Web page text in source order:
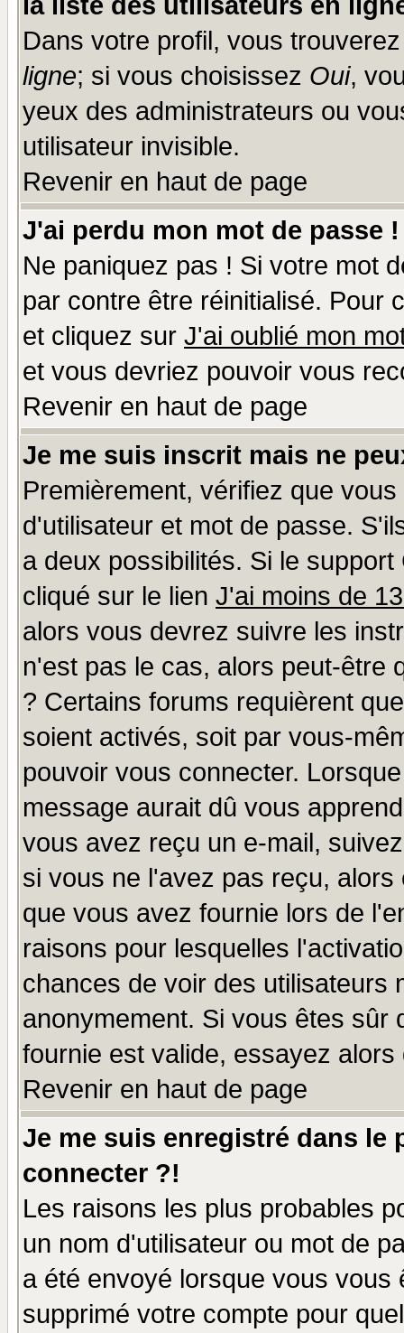
Dans votre profil, vous
ligne; si vous choisissez Oui,
yeux des administrateurs ou
utilisateur invisible.
Revenir en haut de page
J'ai perdu mon mot de passe !
Ne paniquez pas ! Si votre mot
par contre être réinitialisé. Pour
et cliquez sur J'ai oublié mon
et vous devriez pouvoir vous
Revenir en haut de page
Je me suis inscrit mais ne
Premièrement, vérifiez que
d'utilisateur et mot de passe.
a deux possibilités. Si le
cliqué sur le lien J'ai moins de
alors vous devrez suivre les
n'est pas le cas, alors peut-être
? Certains forums requièrent
soient activés, soit par vous-
pouvoir vous connecter.
message aurait dû vous
vous avez reçu un e-mail,
si vous ne l'avez pas reçu,
que vous avez fournie lors de
raisons pour lesquelles
chances de voir des utilisateurs
anonymement. Si vous êtes sûr
fournie est valide, essayez
Revenir en haut de page
Je me suis enregistré dans le
connecter ?!
Les raisons les plus probables
un nom d'utilisateur ou mot de
a été envoyé lorsque vous
supprimé votre compte pour